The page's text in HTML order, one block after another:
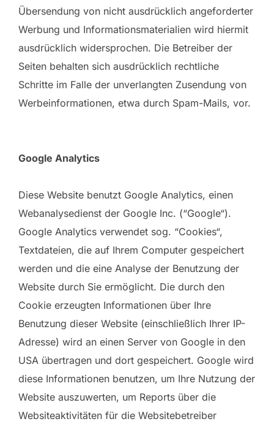
Übersendung von nicht ausdrücklich angeforderter
Werbung und Informationsmaterialien wird hiermit
ausdrücklich widersprochen. Die Betreiber der
Seiten behalten sich ausdrücklich rechtliche
Schritte im Falle der unverlangten Zusendung von
Werbeinformationen, etwa durch Spam-Mails, vor.
Google Analytics
Diese Website benutzt Google Analytics, einen
Webanalysedienst der Google Inc. (“Google“).
Google Analytics verwendet sog. “Cookies“,
Textdateien, die auf Ihrem Computer gespeichert
werden und die eine Analyse der Benutzung der
Website durch Sie ermöglicht. Die durch den
Cookie erzeugten Informationen über Ihre
Benutzung dieser Website (einschließlich Ihrer IP-
Adresse) wird an einen Server von Google in den
USA übertragen und dort gespeichert. Google wird
diese Informationen benutzen, um Ihre Nutzung der
Website auszuwerten, um Reports über die
Websiteaktivitäten für die Websitebetreiber